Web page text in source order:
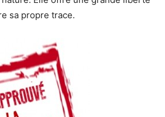
sa propre trace.